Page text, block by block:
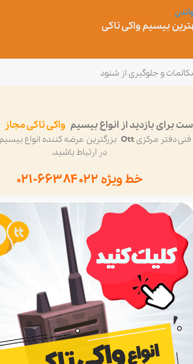
بیسیم واکی تاکی
و جلوگیری از شنود
برای بازدید از انواع بیسیم واکی تاکی مجاز
دفتر مرکزی Ott
در ارتباط باشید.
خط ویژه ۶۶۳۸۴۰۲۲-۰۲۱